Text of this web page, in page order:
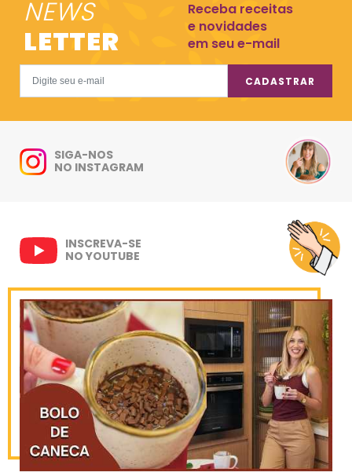
NEWS
LETTER
Receba receitas
e novidades
em seu e-mail
CADASTRAR
SIGA-NOS
NO INSTAGRAM
INSCREVA-SE
NO YOUTUBE